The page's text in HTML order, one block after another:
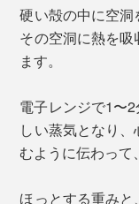
硬い殻の中に空
その空洞に熱を
ます。
電子レンジで1〜
しい蒸気となり
むように伝わっ
ほっとする重み